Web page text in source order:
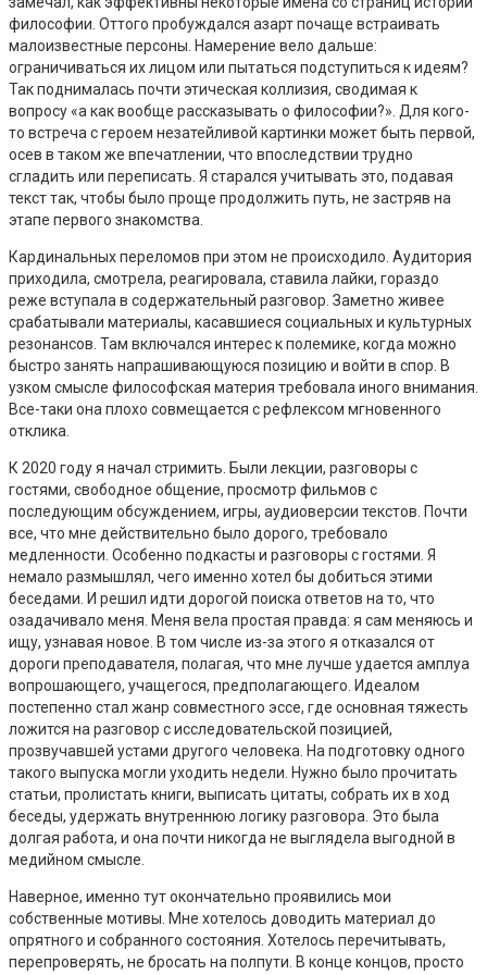
философии. Оттого пробуждался азарт почаще встраивать
малоизвестные персоны. Намерение вело дальше:
ограничиваться их лицом или пытаться подступиться к идеям?
Так поднималась почти этическая коллизия, сводимая к
вопросу «а как вообще рассказывать о философии?». Для кого-
то встреча с героем незатейливой картинки может быть первой,
осев в таком же впечатлении, что впоследствии трудно
сгладить или переписать. Я старался учитывать это, подавая
текст так, чтобы было проще продолжить путь, не застряв на
этапе первого знакомства.
Кардинальных переломов при этом не происходило. Аудитория
приходила, смотрела, реагировала, ставила лайки, гораздо
реже вступала в содержательный разговор. Заметно живее
срабатывали материалы, касавшиеся социальных и культурных
резонансов. Там включался интерес к полемике, когда можно
быстро занять напрашивающуюся позицию и войти в спор. В
узком смысле философская материя требовала иного внимания.
Все-таки она плохо совмещается с рефлексом мгновенного
отклика.
К 2020 году я начал стримить. Были лекции, разговоры с
гостями, свободное общение, просмотр фильмов с
последующим обсуждением, игры, аудиоверсии текстов. Почти
все, что мне действительно было дорого, требовало
медленности. Особенно подкасты и разговоры с гостями. Я
немало размышлял, чего именно хотел бы добиться этими
беседами. И решил идти дорогой поиска ответов на то, что
озадачивало меня. Меня вела простая правда: я сам меняюсь и
ищу, узнавая новое. В том числе из-за этого я отказался от
дороги преподавателя, полагая, что мне лучше удается амплуа
вопрошающего, учащегося, предполагающего. Идеалом
постепенно стал жанр совместного эссе, где основная тяжесть
ложится на разговор с исследовательской позицией,
прозвучавшей устами другого человека. На подготовку одного
такого выпуска могли уходить недели. Нужно было прочитать
статьи, пролистать книги, выписать цитаты, собрать их в ход
беседы, удержать внутреннюю логику разговора. Это была
долгая работа, и она почти никогда не выглядела выгодной в
медийном смысле.
Наверное, именно тут окончательно проявились мои
собственные мотивы. Мне хотелось доводить материал до
опрятного и собранного состояния. Хотелось перечитывать,
перепроверять, не бросать на полпути. В конце концов, просто